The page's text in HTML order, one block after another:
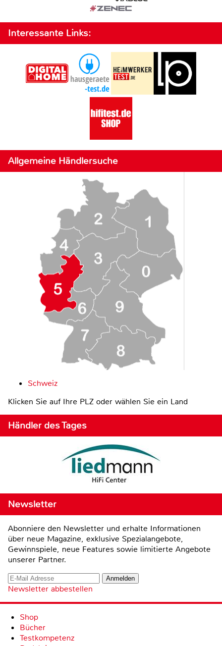
Interessante Links:
Allgemeine Händlersuche
Schweiz
Klicken Sie auf Ihre PLZ oder wählen Sie ein Land
Händler des Tages
Newsletter
Abonniere den Newsletter und erhalte Informationen
über neue Magazine, exklusive Spezialangebote,
Gewinnspiele, neue Features sowie limitierte Angebote
unserer Partner.
Newsletter abbestellen
Shop
Bücher
Testkompetenz